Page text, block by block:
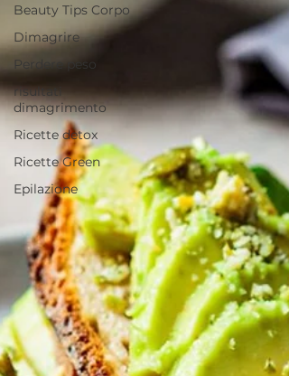
Beauty Tips Corpo
Dimagrire
Perdere peso
risultati
dimagrimento
Ricette detox
Ricette Green
Epilazione